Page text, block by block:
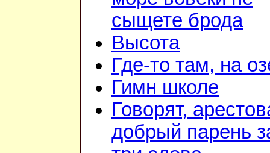
сыщете брода
Высота
Где-то там, на
Гимн школе
Говорят,
добрый парень